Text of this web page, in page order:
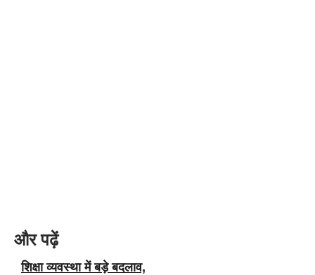
और पढ़ें
शिक्षा व्यवस्था में बड़े बदलाव,